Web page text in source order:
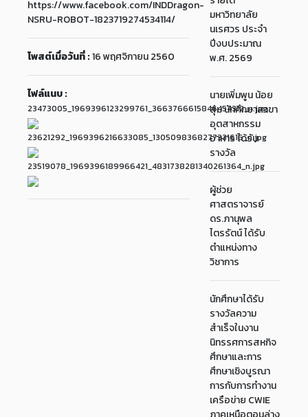
https://www.facebook.com/INDDragon-
NSRU-ROBOT-1823719274534114/
โพสต์เมื่อวันที่ :16 พฤศจิกายน 2560
ไฟล์แนบ :
23473005_1969396123299761_3663766615846454312_n.jpg
23621292_1969396216633085_1305098368277331616_n.jpg
23519078_1969396189966421_4831738281340261364_n.jpg
มหาวิทยาลัย
นเรศวร ประจำ
ปีงบประมาณ
พ.ศ. 2569
นายเพิ่มพูน น้อย
สุ่ม นักศึกษาสาขา
อุตสาหกรรม
อาหาร ได้รับ
รางวัล
ผู้ช่วย
ศาสตราจารย์
ดร.ภานุพล
ไตรรัตน์ ได้รับ
ตำแหน่งทาง
วิชาการ
นักศึกษาได้รับ
รางวัลความ
สำเร็จในงาน
นิทรรศการสหกิจ
ศึกษาและการ
ศึกษาเชิงบูรณา
การกับการทำงาน
เครือข่าย CWIE